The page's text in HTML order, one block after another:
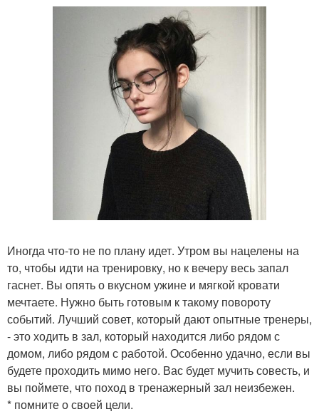
Иногда что-то не по плану идет. Утром вы нацелены на
то, чтобы идти на тренировку, но к вечеру весь запал
гаснет. Вы опять о вкусном ужине и мягкой кровати
мечтаете. Нужно быть готовым к такому повороту
событий. Лучший совет, который дают опытные тренеры,
- это ходить в зал, который находится либо рядом с
домом, либо рядом с работой. Особенно удачно, если вы
будете проходить мимо него. Вас будет мучить совесть, и
вы поймете, что поход в тренажерный зал неизбежен.
* помните о своей цели.